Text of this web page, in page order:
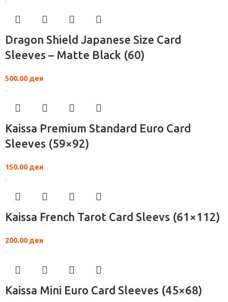
Dragon Shield Japanese Size Card
Sleeves – Matte Black (60)
500.00 ден
Kaissa Premium Standard Euro Card
Sleeves (59×92)
150.00 ден
Kaissa French Tarot Card Sleevs (61×112)
200.00 ден
Kaissa Mini Euro Card Sleeves (45×68)